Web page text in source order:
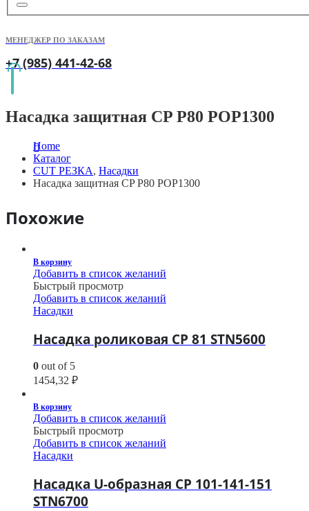
МЕНЕДЖЕР ПО ЗАКАЗАМ
+7 (985) 441-42-68
Насадка защитная CP P80 POP1300
Home
Каталог
CUT РЕЗКА, Насадки
Насадка защитная CP P80 POP1300
Похожие
В корзину
Добавить в список желаний
Быстрый просмотр
Добавить в список желаний
Насадки
Насадка роликовая CP 81 STN5600
0 out of 5
1454,32 ₽
В корзину
Добавить в список желаний
Быстрый просмотр
Добавить в список желаний
Насадки
Насадка U-образная CP 101-141-151
STN6700